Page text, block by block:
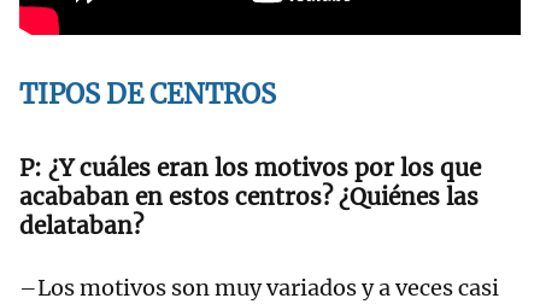
TIPOS DE CENTROS
¿Y cuáles eran los motivos por los que
acababan en estos centros? ¿Quiénes las
delataban?
–Los motivos son muy variados y a veces casi